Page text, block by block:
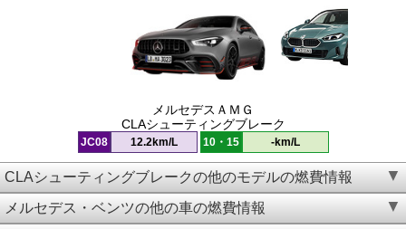
メルセデスＡＭＧ
CLAシューティングブレーク
JC08 12.2km/L 10・15 -km/L
CLAシューティングブレークの他のモデルの燃費情報
メルセデス・ベンツの他の車の燃費情報